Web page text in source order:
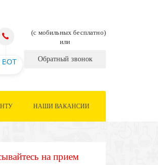
(с мобильных бесплатно)
или
Обратный звонок
BOT
НАШИ ВАКАНСИИ
на прием